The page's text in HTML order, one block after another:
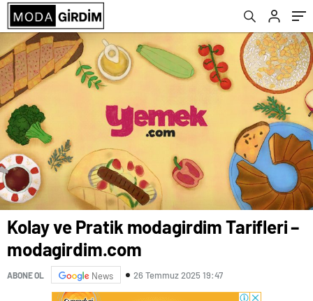
Kolay ve Pratik modagirdim Tarifleri –
modagirdim.com
ABONE OL News 26 Temmuz 2025 19:47